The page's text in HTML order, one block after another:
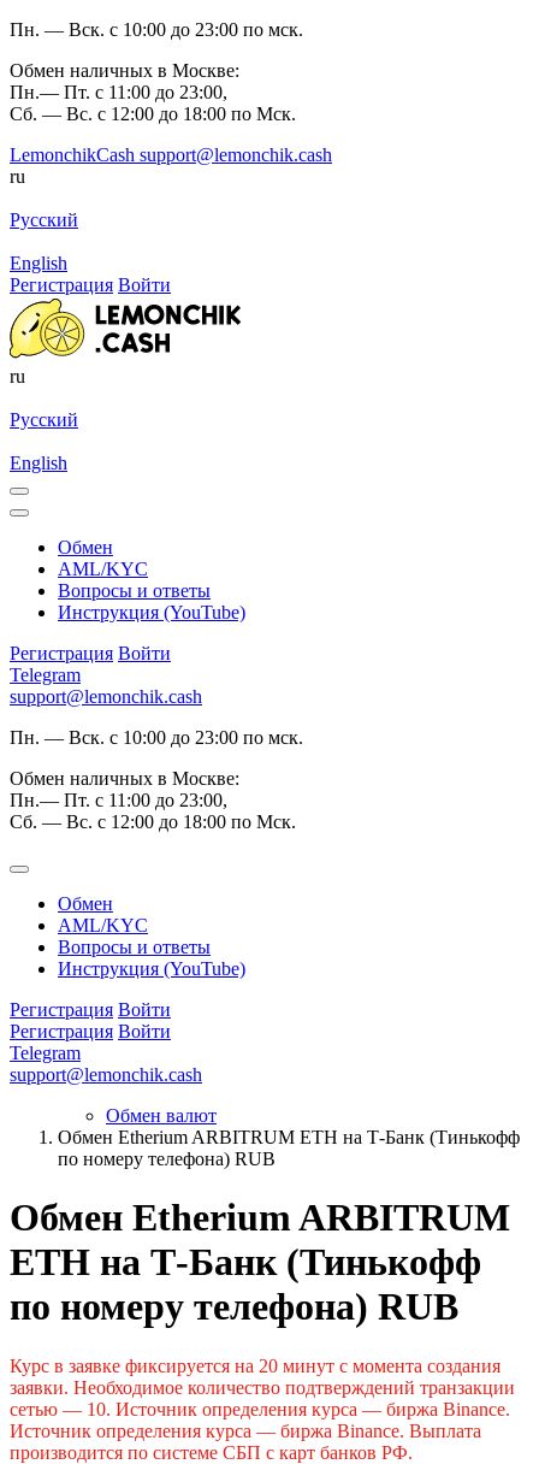
Пн. — Вск. с 10:00 до 23:00 по мск.
Обмен наличных в Москве:
Пн.— Пт. с 11:00 до 23:00,
Сб. — Вс. с 12:00 до 18:00 по Мск.
LemonchikCash support@lemonchik.cash
ru
Русский
English
Регистрация Войти
ru
Русский
English
Обмен
AML/KYC
Вопросы и ответы
Инструкция (YouTube)
Регистрация Войти
Telegram
support@lemonchik.cash
Пн. — Вск. с 10:00 до 23:00 по мск.
Обмен наличных в Москве:
Пн.— Пт. с 11:00 до 23:00,
Сб. — Вс. с 12:00 до 18:00 по Мск.
Обмен
AML/KYC
Вопросы и ответы
Инструкция (YouTube)
Регистрация Войти
Регистрация Войти
Telegram
support@lemonchik.cash
Обмен валют
Обмен Etherium ARBITRUM ETH на Т-Банк (Тинькофф
по номеру телефона) RUB
Обмен Etherium ARBITRUM
ETH на Т-Банк (Тинькофф
по номеру телефона) RUB
Курс в заявке фиксируется на 20 минут с момента создания
заявки. Необходимое количество подтверждений транзакции
сетью — 10. Источник определения курса — биржа Binance.
Источник определения курса — биржа Binance. Выплата
производится по системе СБП с карт банков РФ.